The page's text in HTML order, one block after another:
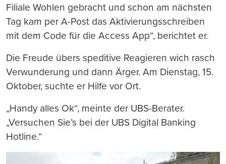
Filiale Wohlen gebracht und schon am nächsten
Tag kam per A-Post das Aktivierungsschreiben
mit dem Code für die Access App“, berichtet er.
Die Freude übers speditive Reagieren wich rasch
Verwunderung und dann Ärger. Am Dienstag, 15.
Oktober, suchte er Hilfe vor Ort.
„Handy alles Ok“, meinte der UBS-Berater.
„Versuchen Sie’s bei der UBS Digital Banking
Hotline.“